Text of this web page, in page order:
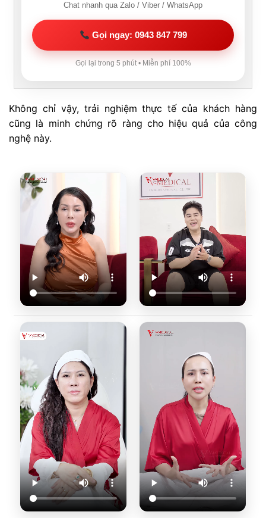
Chat nhanh qua Zalo / Viber / WhatsApp
Gọi ngay: 0943 847 799
Gọi lại trong 5 phút • Miễn phí 100%
Không chỉ vậy, trải nghiệm thực tế của khách hàng
cũng là minh chứng rõ ràng cho hiệu quả của công
nghệ này.